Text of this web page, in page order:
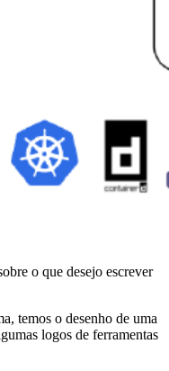
o que desejo escrever
temos o desenho de uma
logos de ferramentas